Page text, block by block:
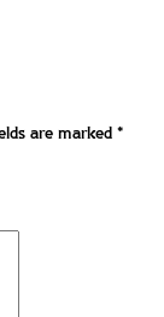
are marked*